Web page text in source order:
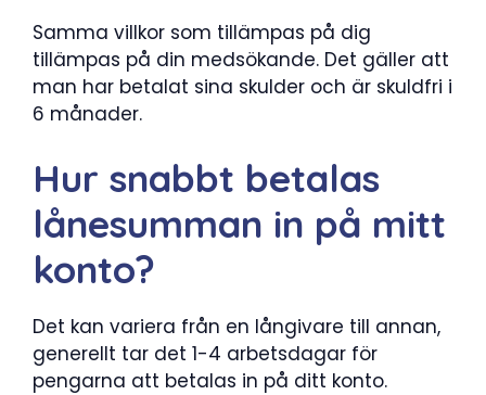
Samma villkor som tillämpas på dig
tillämpas på din medsökande. Det gäller att
man har betalat sina skulder och är skuldfri i
6 månader.
Hur snabbt betalas
lånesumman in på mitt
konto?
Det kan variera från en långivare till annan,
generellt tar det 1-4 arbetsdagar för
pengarna att betalas in på ditt konto.